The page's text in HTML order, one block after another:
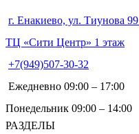
г. Енакиево, ул. Тиунова 99
ТЦ «Сити Центр» 1 этаж
+7(949)507-30-32
Ежедневно 09:00 – 17:00
Понедельник 09:00 – 14:00
РАЗДЕЛЫ